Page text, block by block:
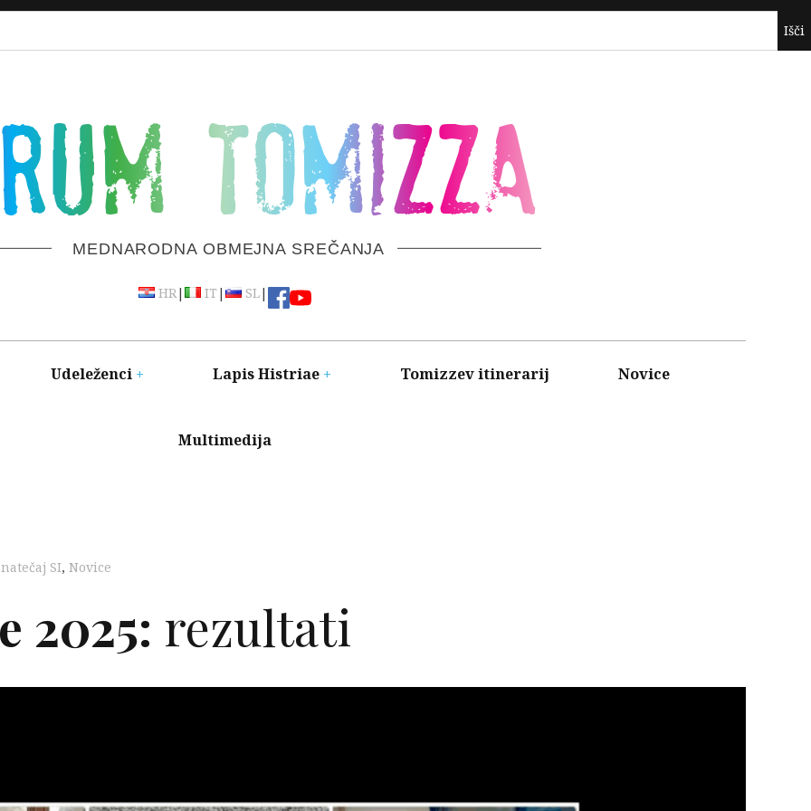
TOMIZZA
MEDNARODNA OBMEJNA SREČANJA
HR| IT | SL|
Udeleženci Lapis Histriae Tomizzev itinerarij Novice
Multimedija
SI, Novice
2025: rezultati